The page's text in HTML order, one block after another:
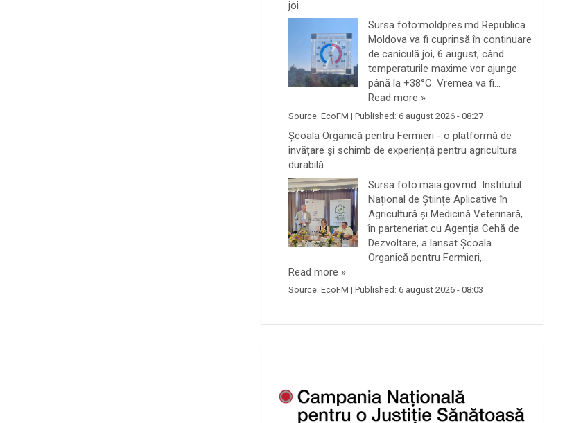
joi
Sursa foto:moldpres.md Republica
Moldova va fi cuprinsă în continuare
de caniculă joi, 6 august, când
temperaturile maxime vor ajunge
până la +38°C. Vremea va fi…
Read more »
Source:EcoFM |Published:6 august 2026 - 08:27
Școala Organică pentru Fermieri - o platformă de
învățare și schimb de experiență pentru agricultura
durabilă
Sursa foto:maia.gov.md Institutul
Național de Științe Aplicative în
Agricultură și Medicină Veterinară,
în parteneriat cu Agenția Cehă de
Dezvoltare, a lansat Școala
Organică pentru Fermieri,…
Read more »
Source:EcoFM |Published:6 august 2026 - 08:03